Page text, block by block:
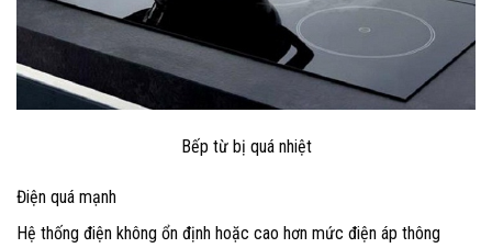
Bếp từ bị quá nhiệt
Điện quá mạnh
Hệ thống điện không ổn định hoặc cao hơn mức điện áp thông